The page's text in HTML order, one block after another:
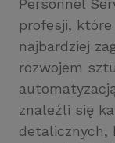
Personnel
profesji,
najbardziej
rozwojem
znaleźli się
detalicznych,